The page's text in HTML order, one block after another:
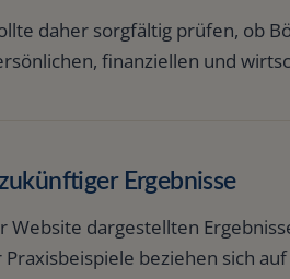
daher sorgfältig prüfen, ob
finanziellen und
Ergebnisse
Website dargestellten
beziehen sich